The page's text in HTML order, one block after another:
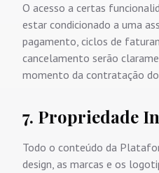
O acesso a certas
estar condicionado a uma
pagamento, ciclos de
cancelamento serão
momento da contratação
7. Propriedade
Todo o conteúdo da
design, as marcas e os